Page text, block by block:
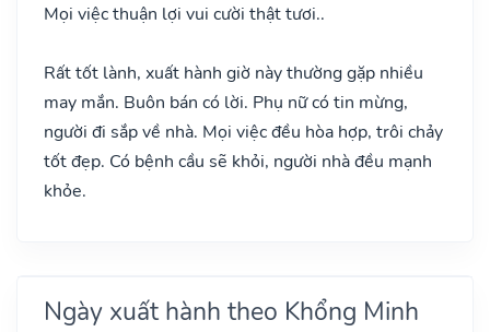
Mọi việc thuận lợi vui cười thật tươi..
Rất tốt lành, xuất hành giờ này thường gặp nhiều
may mắn. Buôn bán có lời. Phụ nữ có tin mừng,
người đi sắp về nhà. Mọi việc đều hòa hợp, trôi chảy
tốt đẹp. Có bệnh cầu sẽ khỏi, người nhà đều mạnh
khỏe.
Ngày xuất hành theo Khổng Minh